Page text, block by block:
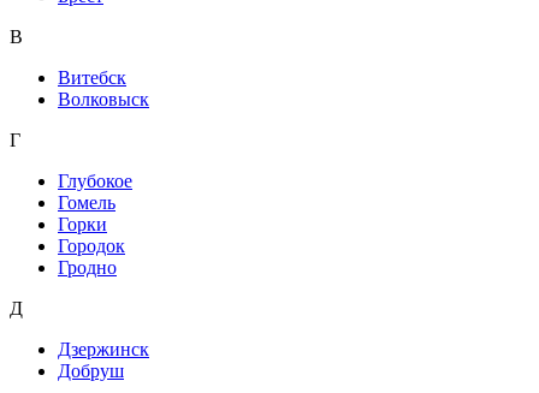
В
Витебск
Волковыск
Г
Глубокое
Гомель
Горки
Городок
Гродно
Д
Дзержинск
Добруш